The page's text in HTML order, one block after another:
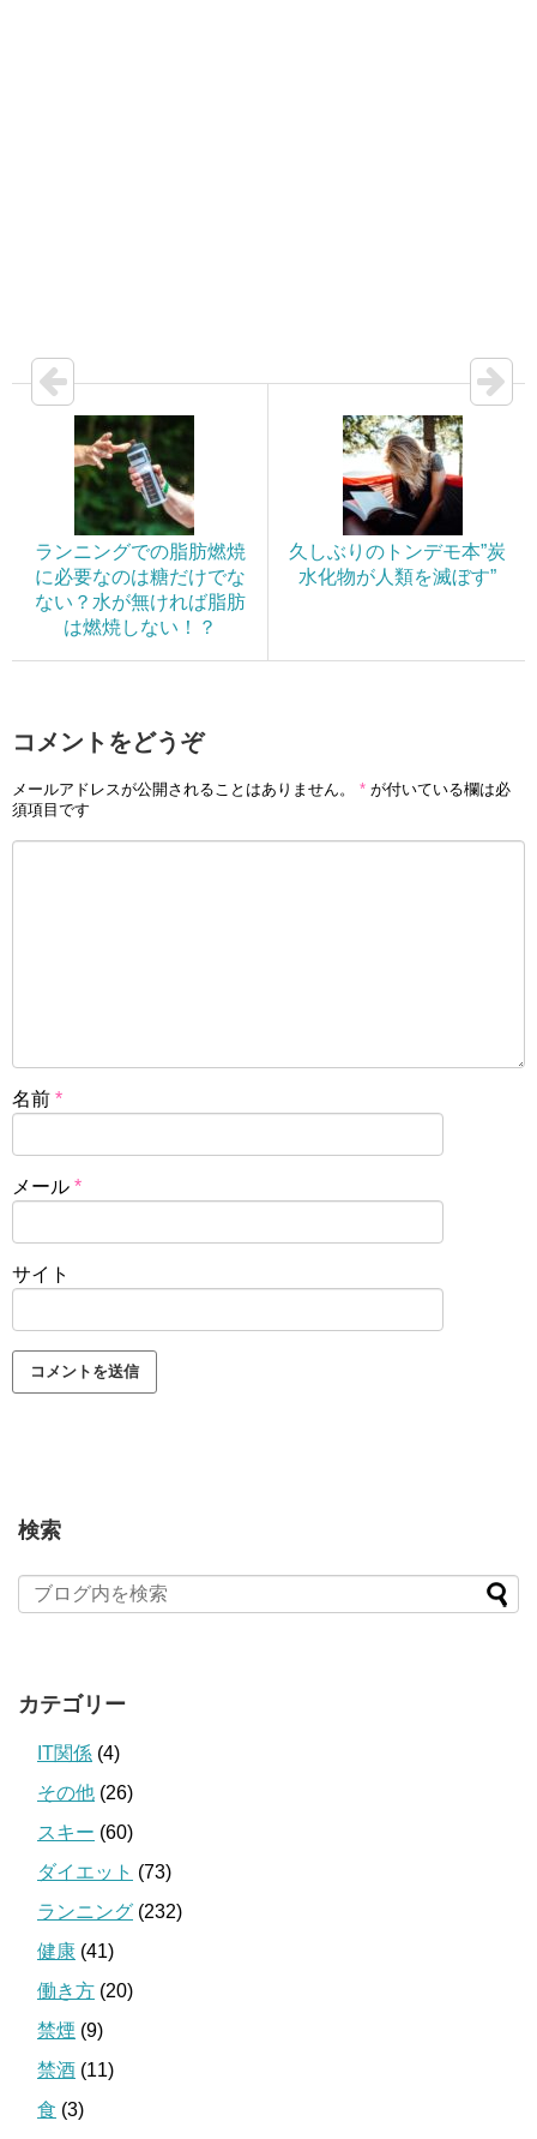
ランニングでの脂肪燃焼
に必要なのは糖だけでな
ない？水が無ければ脂肪
は燃焼しない！？
久しぶりのトンデモ本”炭
水化物が人類を滅ぼす”
コメントをどうぞ
メールアドレスが公開されることはありません。 * が付いている欄は必
須項目です
名前 *
メール *
サイト
検索
カテゴリー
IT関係 (4)
その他 (26)
スキー (60)
ダイエット (73)
ランニング (232)
健康 (41)
働き方 (20)
禁煙 (9)
禁酒 (11)
食 (3)